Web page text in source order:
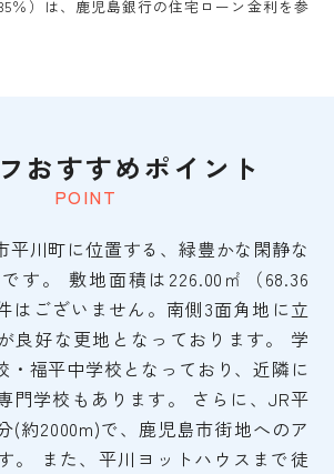
％）は、鹿児島銀行の住宅ローン金利を参
POINT
おすすめポイント
平川町に位置する、緑豊かな閑静な
す。 敷地面積は226.00㎡（68.36
はございません。南側3面角地に立
良好な更地となっております。 学
・福平中学校となっており、近隣に
門学校もあります。 さらに、JR平
(約2000m)で、鹿児島市街地へのア
。 また、平川ヨットハウスまで徒